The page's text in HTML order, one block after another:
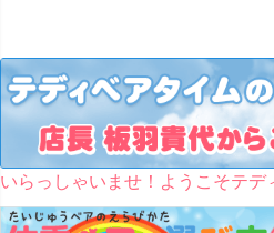
いらっしゃいませ！ようこそテデ